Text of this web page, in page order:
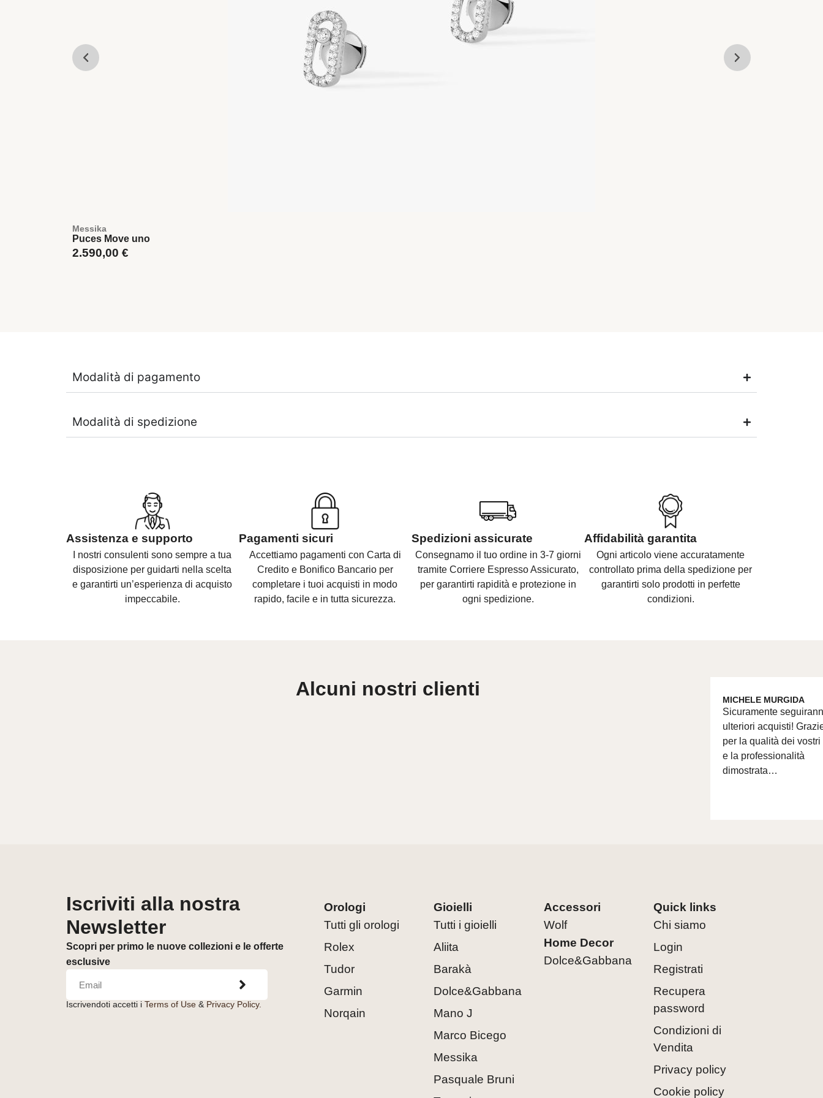
Messika
Puces Move uno
2.590,00 €
Modalità di pagamento
Modalità di spedizione
Assistenza e supporto
I nostri consulenti sonosempre a tua
disposizione per guidarti nella scelta
egarantirti un’esperienza di acquisto
impeccabile.
Pagamenti sicuri
Accettiamo pagamenti con Carta di
Credito e Bonifico Bancario per
completare i tuoi acquisti in modo
rapido, facile e in tutta sicurezza.
Spedizioni assicurate
Consegnamo il tuo ordine in 3-7 giorni
tramite Corriere Espresso Assicurato,
per garantirti rapidità e protezione in
ogni spedizione.
Affidabilità garantita
Ogni articolo viene accuratamente
controllato prima della spedizione per
garantirti solo prodotti in perfette
condizioni.
Alcuni nostri clienti MICHELE MURGIDA
Sicuramente
ulteriori acquisti!
per la qualità dei vostri
e la professionalità
dimostrata…
Iscriviti alla nostra
Newsletter
Scopri per primo le nuove collezioni e le offerte
esclusive
Iscrivendoti accetti i Terms of Use& Privacy Policy.
Orologi
Tutti gli orologi
Rolex
Tudor
Garmin
Norqain
Gioielli
Tutti i gioielli
Aliita
Barakà
Dolce&Gabbana
Mano J
Marco Bicego
Messika
Pasquale Bruni
Accessori
Wolf
Home Decor
Dolce&Gabbana
Quick links
Chi siamo
Login
Registrati
Recupera
password
Condizioni di
Vendita
Privacy policy
Cookie policy